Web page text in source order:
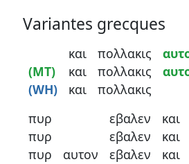
Variantes grecques
(MT)
(WH)
και
και
και
πολλακις
πολλακις
πολλακις
πυρ
πυρ
πυρ
αυτον
εβαλεν
εβαλεν
εβαλεν
και
και
και